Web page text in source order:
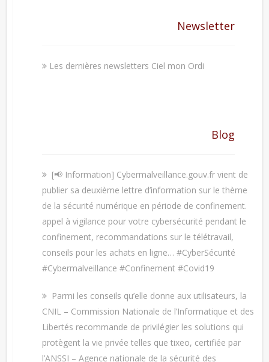
Newsletter
Les dernières newsletters Ciel mon Ordi
Blog
[📢 Information] Cybermalveillance.gouv.fr vient de
publier sa deuxième lettre d’information sur le thème
de la sécurité numérique en période de confinement.
appel à vigilance pour votre cybersécurité pendant le
confinement, recommandations sur le télétravail,
conseils pour les achats en ligne… #CyberSécurité
#Cybermalveillance #Confinement #Covid19
Parmi les conseils qu’elle donne aux utilisateurs, la
CNIL – Commission Nationale de l’Informatique et des
Libertés recommande de privilégier les solutions qui
protègent la vie privée telles que tixeo, certifiée par
l’ANSSI – Agence nationale de la sécurité des